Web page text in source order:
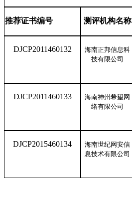
推荐证书编号 测评机构名称
DJCP2011460132
海南正邦信息科
技有限公司
DJCP2011460133
海南神州希望网
络有限公司
DJCP2015460134
海南世纪网安信
息技术有限公司